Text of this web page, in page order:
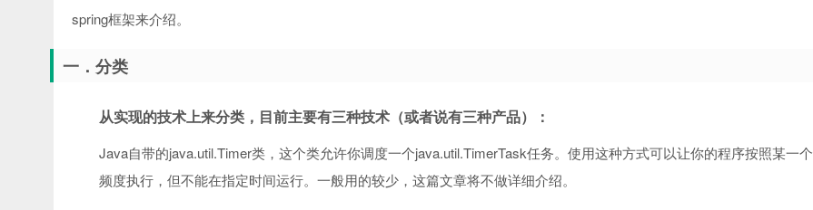
spring框架来介绍。
一．分类
从实现的技术上来分类，目前主要有三种技术（或者说有三种产品）：
Java自带的java.util.Timer类，这个类允许你调度一个java.util.TimerTask任务。使用这种方式可以让你的程序按照某一个
频度执行，但不能在指定时间运行。一般用的较少，这篇文章将不做详细介绍。